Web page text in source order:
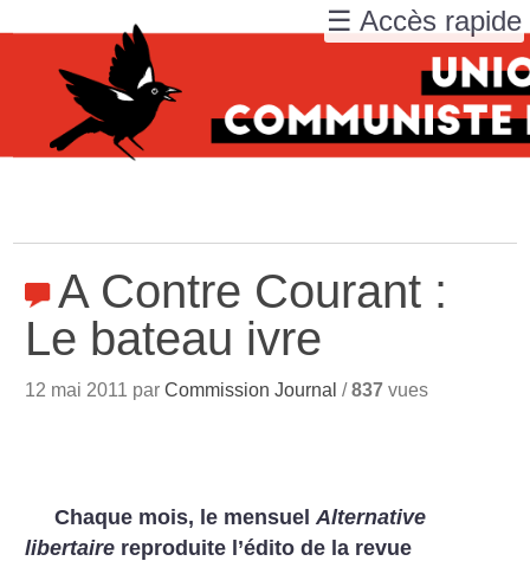
A Contre Courant :
Le bateau ivre
12 mai 2011 parCommission Journal /837 vues
Chaque mois, le mensuelAlternative
libertaire reproduite l’édito de la revue
☰ Accès rapide